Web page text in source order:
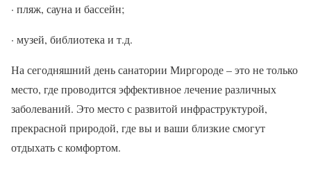
· пляж, сауна и бассейн;
· музей, библиотека и т.д.
На сегодняшний день санатории Миргороде – это не только
место, где проводится эффективное лечение различных
заболеваний. Это место с развитой инфраструктурой,
прекрасной природой, где вы и ваши близкие смогут
отдыхать с комфортом.